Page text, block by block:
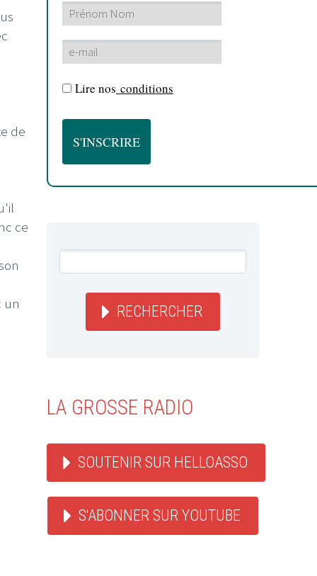
de
ce
un
Lire nos conditions
RECHERCHER
LA GROSSE RADIO
SOUTENIR SUR HELLOASSO
S'ABONNER SUR YOUTUBE